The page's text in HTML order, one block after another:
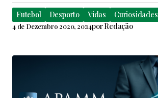
Futebol Desporto Vidas Curiosidades
4 de Dezembro 2020, 20:14porRedação